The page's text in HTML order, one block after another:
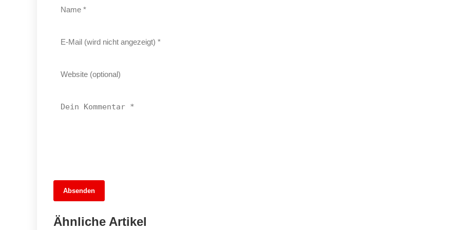
Absenden
Ähnliche Artikel
MuseumsMeileMitte: Berlins neues
kulturelles Herz schlägt am